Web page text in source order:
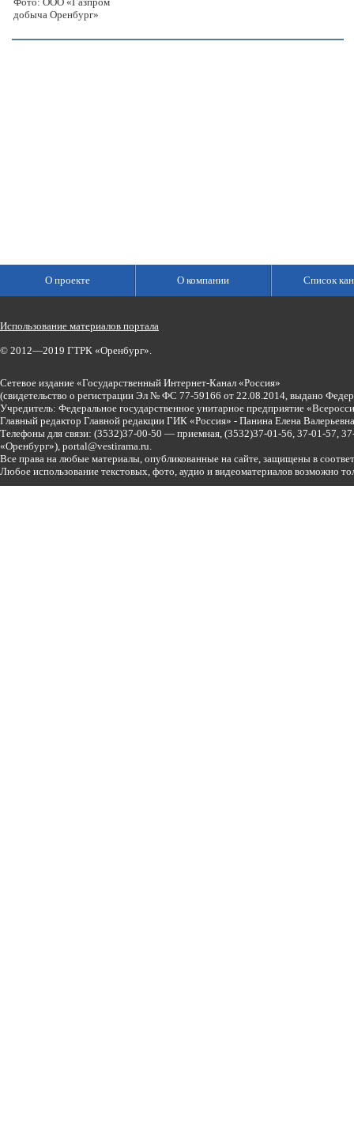
добыча Оренбург»
О проекте О компании Список
Использование материалов портала
© 2012—2019 ГТРК «Оренбург».
Сетевое издание «Государственный Интернет-Канал «Россия»
(свидетельство о регистрации Эл № ФС 77-59166 от 22.08.2014, выдано
Учредитель: Федеральное государственное унитарное предприятие
Главный редактор Главной редакции ГИК «Россия» - Панина Елена
Телефоны для связи: (3532)37-00-50 — приемная, (3532)37-01-56, 37-01-57,
«Оренбург»), portal@vestirama.ru.
Все права на любые материалы, опубликованные на сайте, защищены в
Любое использование текстовых, фото, аудио и видеоматериалов возможно